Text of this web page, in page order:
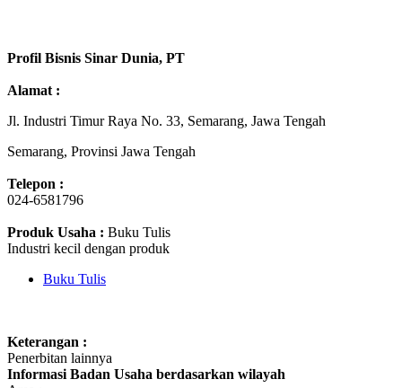
Profil Bisnis Sinar Dunia, PT
Alamat :
Jl. Industri Timur Raya No. 33, Semarang, Jawa Tengah
Semarang, Provinsi Jawa Tengah
Telepon :
024-6581796
Produk Usaha : Buku Tulis
Industri kecil dengan produk
Buku Tulis
Keterangan :
Penerbitan lainnya
Informasi Badan Usaha berdasarkan wilayah